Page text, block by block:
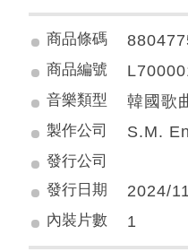
商品條碼
商品編號
音樂類型 韓國歌
製作公司 S.M.
發行公司
發行日期
2024/
內裝片數 1